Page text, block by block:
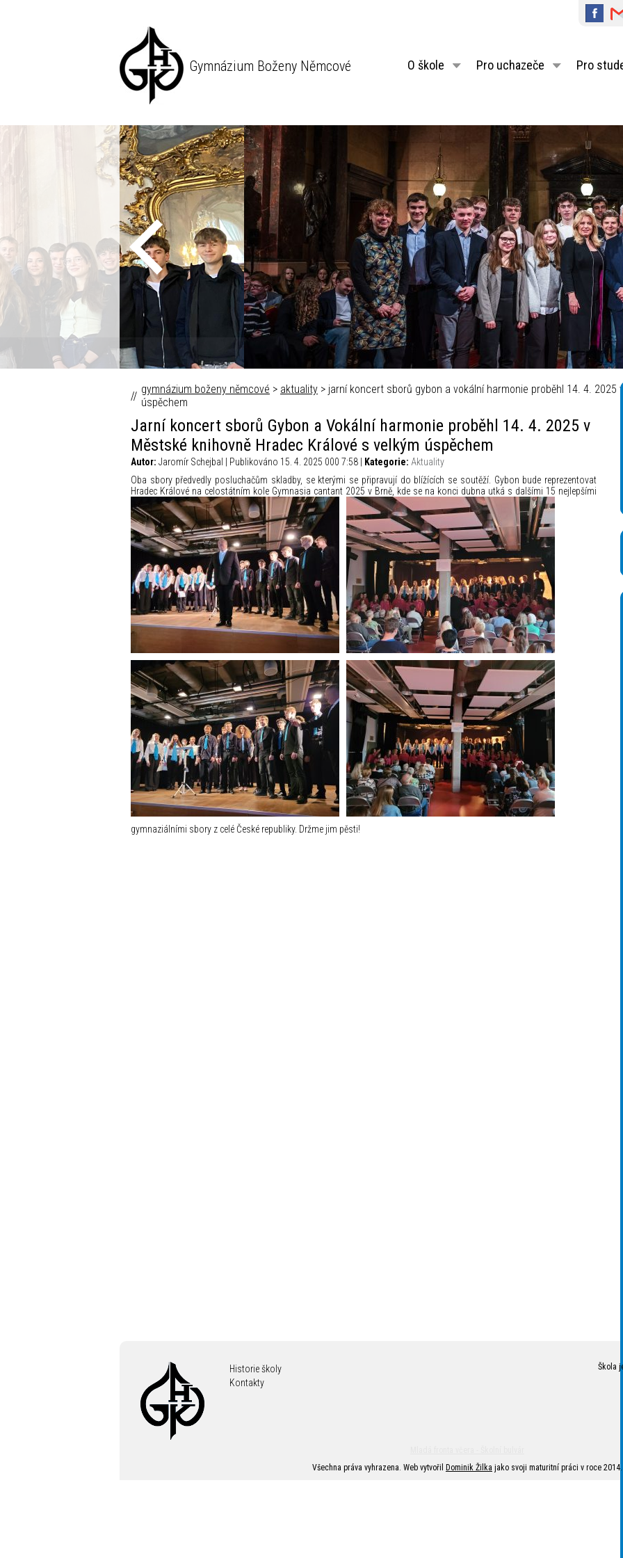
Gymnázium Boženy Němcové O škole Pro uchazeče Pro
Fokus Václava Moravce © Česká televize – Autor_ Mikuláš Křepelka
gymnázium boženy němcové > aktuality > jarní koncert sborů gybon a vokální harmonie proběhl 14. 4.
úspěchem
Jarní koncert sborů Gybon a Vokální harmonie proběhl 14. 4. 2025 v
Městské knihovně Hradec Králové s velkým úspěchem
Autor: Jaromír Schejbal | Publikováno 15. 4. 2025 000 7:58 | Kategorie: Aktuality
Oba sbory předvedly posluchačům skladby, se kterými se připravují do blížících se soutěží. Gybon bude reprezentovat
Hradec Králové na celostátním kole Gymnasia cantant 2025 v Brně, kde se na konci dubna utká s dalšími 15 nejlepšími
gymnaziálními sbory z celé České republiky. Držme jim pěsti!
Historie školy
Kontakty
Škola
Všechna práva vyhrazena. Web vytvořil
Dominik Žilka jako svoji maturitní práci v roce 2014.